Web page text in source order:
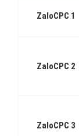
ZaloCPC 1
ZaloCPC 2
ZaloCPC 3